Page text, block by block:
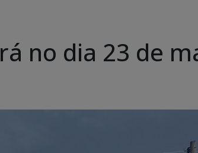
no dia 23 de